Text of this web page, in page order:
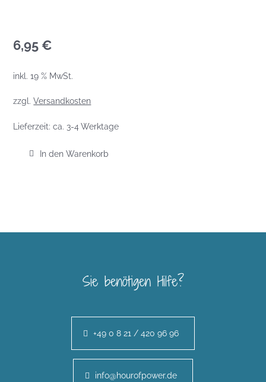
6,95 €
inkl. 19 % MwSt.
zzgl.Versandkosten
Lieferzeit:ca. 3-4 Werktage
In den Warenkorb
Sie benötigen Hilfe?
+49 0 8 21 / 420 96 96
info@hourofpower.de